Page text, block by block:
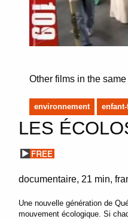
Other films in the
environnement
LES
documentaire 21 min
Une nouvelle génération de
mouvement écologique. Si